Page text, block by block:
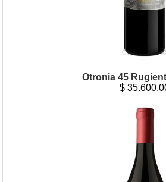
Otronia 45
$